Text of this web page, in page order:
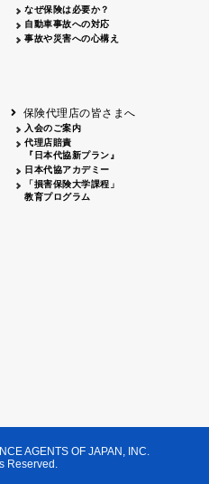
なぜ保険は必要か？
自動車事故への対応
事故や災害への心構え
保険代理店の皆さまへ
入会のご案内
代理店賠責
『日本代協新プラン』
日本代協アカデミー
「損害保険大学課程」
教育プログラム
AGENTS OF JAPAN, INC.
Reserved.